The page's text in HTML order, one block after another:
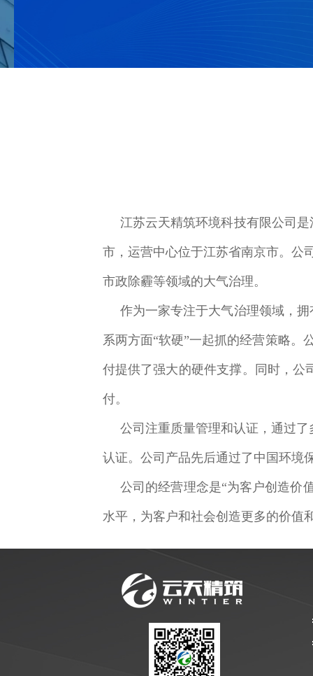
江苏云天精筑环境科技有限公司是
市，运营中心位于江苏省南京市。公
市政除霾等领域的大气治理。
作为一家专注于大气治理领域，
系两方面“软硬”一起抓的经营策略。
付提供了强大的硬件支撑。同时，
付。
公司注重质量管理和认证，通过了
认证。公司产品先后通过了中国环境
公司的经营理念是“为客户创造价
水平，为客户和社会创造更多的价值